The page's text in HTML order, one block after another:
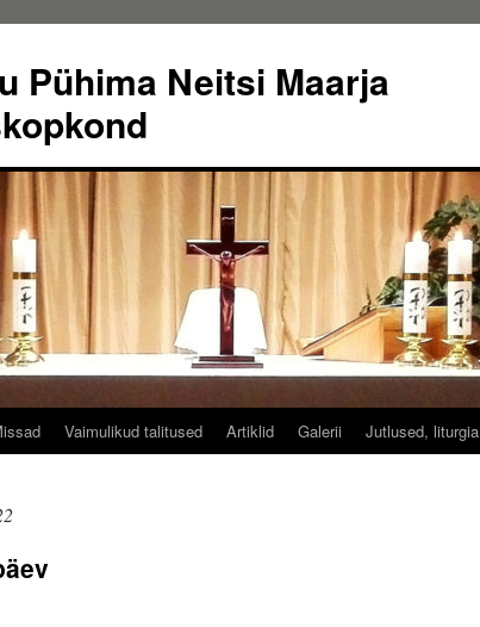
Pühima Neitsi Maarja
Vaimulikud talitused Artiklid Galerii Jutlused, liturgia